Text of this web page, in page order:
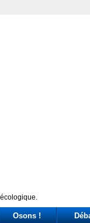
Osons !